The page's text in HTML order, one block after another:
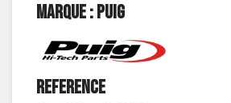
Marque : Puig
Reference